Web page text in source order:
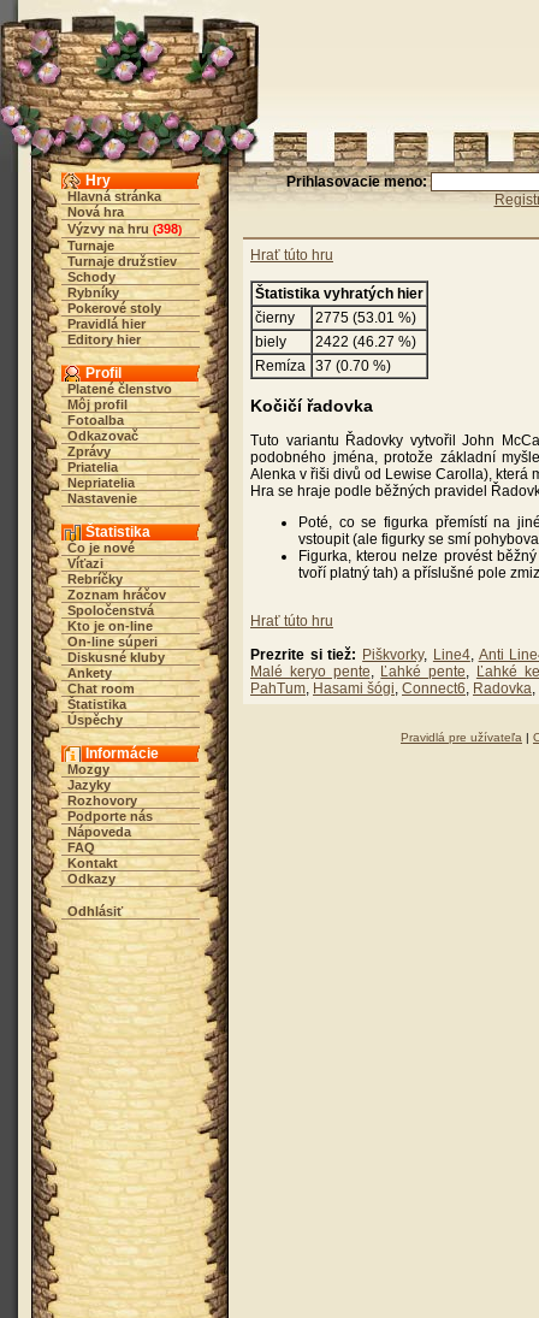
Hry
Hlavná stránka
Nová hra
Výzvy na hru (398)
Turnaje
Turnaje družstiev
Schody
Rybníky
Pokerové stoly
Pravidlá hier
Editory hier
Profil
Platené členstvo
Môj profil
Fotoalba
Odkazovač
Zprávy
Priatelia
Nepriatelia
Nastavenie
Štatistika
Čo je nové
Víťazi
Rebríčky
Zoznam hráčov
Spoločenstvá
Kto je on-line
On-line súperi
Diskusné kluby
Ankety
Chat room
Štatistika
Úspěchy
Informácie
Mozgy
Jazyky
Rozhovory
Podporte nás
Nápoveda
FAQ
Kontakt
Odkazy
Odhlásiť
Prihlasovacie meno:
Hrať túto hru
Štatistika vyhratých hier
čierny
2775 (53.01 %)
biely
2422 (46.27 %)
Remíza 37 (0.70 %)
Kočičí řadovka
Tuto variantu Řadovky vytvořil John
podobného jména, protože základní
Alenka v řiši divů od Lewise Carolla), která
Hra se hraje podle běžných pravidel
Poté, co se figurka přemístí na
vstoupit (ale figurky se smí
Figurka, kterou nelze provést
tvoří platný tah) a příslušné pole
Hrať túto hru
Prezrite si tiež: Piškvorky, Line4, Anti
Malé keryo pente, Ľahké pente, Ľahké
PahTum, Hasami šógi, Connect6, Radovka,
Pravidlá pre užívateľa |